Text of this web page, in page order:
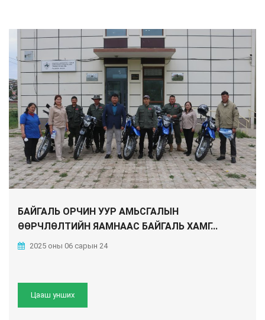
БАЙГАЛЬ ОРЧИН УУР АМЬСГАЛЫН
ӨӨРЧЛӨЛТИЙН ЯАМНААС БАЙГАЛЬ ХАМГ...
2025 оны 06 сарын 24
Цааш унших